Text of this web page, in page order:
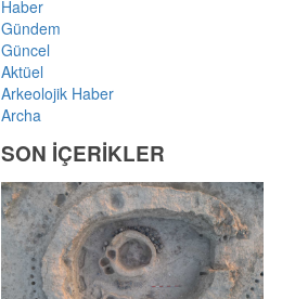
Haber
Gündem
Güncel
Aktüel
Arkeolojik Haber
Archa
SON İÇERİKLER